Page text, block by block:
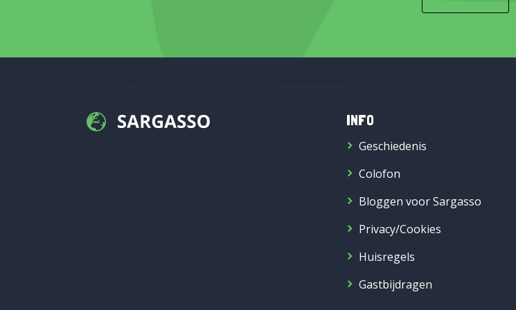
INFO
Geschiedenis
Colofon
Bloggen voor Sargasso
Privacy/Cookies
Huisregels
Gastbijdragen